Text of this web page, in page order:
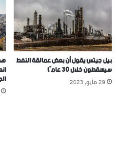
بيل جيتس يقول أن بعض عمالقة النفط
سيسقطون خلال 30 عامًا
29 مايو، 2023